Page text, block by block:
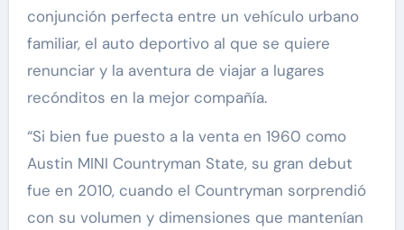
conjunción perfecta entre un vehículo urbano
familiar, el auto deportivo al que se quiere
renunciar y la aventura de viajar a lugares
recónditos en la mejor compañía.
“Si bien fue puesto a la venta en 1960 como
Austin MINI Countryman State, su gran debut
fue en 2010, cuando el Countryman sorprendió
con su volumen y dimensiones que mantenían